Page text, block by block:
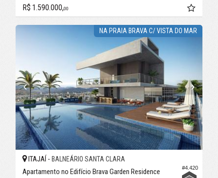
R$ 1.590.000,00
NA PRAIA BRAVA C/ VISTA DO MAR
#4.420
ITAJAÍ - BALNEÁRIO SANTA CLARA
Apartamento no Edifício Brava Garden Residence